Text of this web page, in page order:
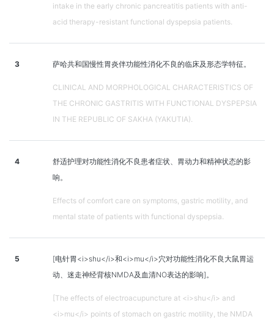
intake in the early chronic pancreatitis patients with anti-
acid therapy-resistant functional dyspepsia patients.
3 萨哈共和国慢性胃炎伴功能性消化不良的临床及形态学特征。
CLINICAL AND MORPHOLOGICAL CHARACTERISTICS OF
THE CHRONIC GASTRITIS WITH FUNCTIONAL DYSPEPSIA
IN THE REPUBLIC OF SAKHA (YAKUTIA).
4
舒适护理对功能性消化不良患者症状、胃动力和精神状态的影
响。
Effects of comfort care on symptoms, gastric motility, and
mental state of patients with functional dyspepsia.
5
[电针胃<i>shu</i>和<i>mu</i>穴对功能性消化不良大鼠胃运
动、迷走神经背核NMDA及血清NO表达的影响]。
[The effects of electroacupuncture at <i>shu</i> and
<i>mu</i> points of stomach on gastric motility, the NMDA